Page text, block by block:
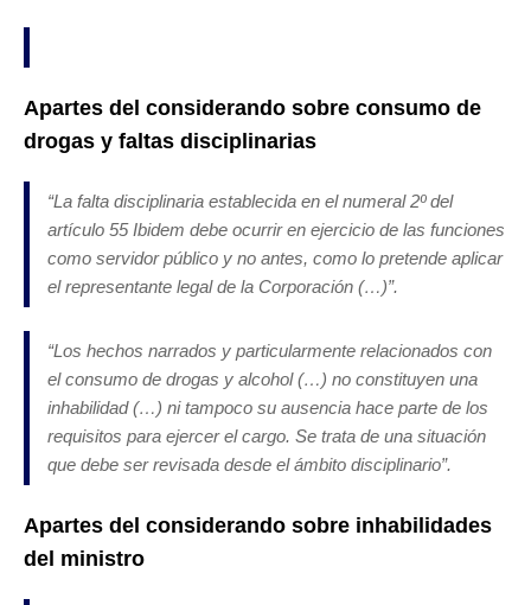
Apartes del considerando sobre consumo de
drogas y faltas disciplinarias
“La falta disciplinaria establecida en el numeral 2º del
artículo 55 Ibidem debe ocurrir en ejercicio de las funciones
como servidor público y no antes, como lo pretende aplicar
el representante legal de la Corporación (…)”.
“Los hechos narrados y particularmente relacionados con
el consumo de drogas y alcohol (…) no constituyen una
inhabilidad (…) ni tampoco su ausencia hace parte de los
requisitos para ejercer el cargo. Se trata de una situación
que debe ser revisada desde el ámbito disciplinario”.
Apartes del considerando sobre inhabilidades
del ministro